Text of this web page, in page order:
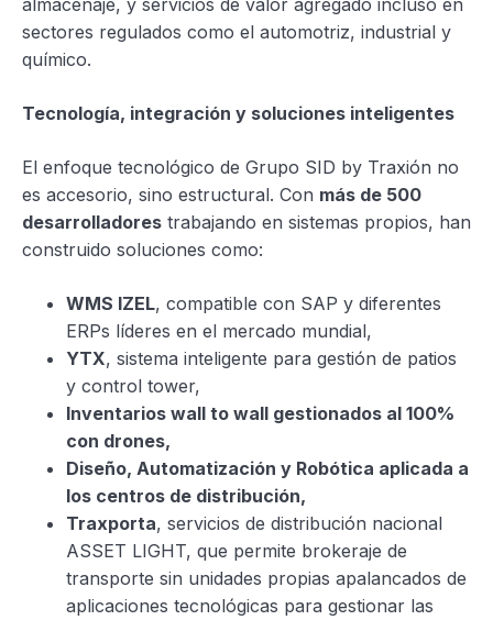
sectores regulados como el automotriz, industrial y
químico.
Tecnología, integración y soluciones inteligentes
El enfoque tecnológico de Grupo SID by Traxión no
es accesorio, sino estructural. Con más de 500
desarrolladores trabajando en sistemas propios, han
construido soluciones como:
WMS IZEL, compatible con SAP y diferentes
ERPs líderes en el mercado mundial,
YTX, sistema inteligente para gestión de patios
y control tower,
Inventarios wall to wall gestionados al 100%
con drones,
Diseño, Automatización y Robótica aplicada a
los centros de distribución,
Traxporta, servicios de distribución nacional
ASSET LIGHT, que permite brokeraje de
transporte sin unidades propias apalancados de
aplicaciones tecnológicas para gestionar las